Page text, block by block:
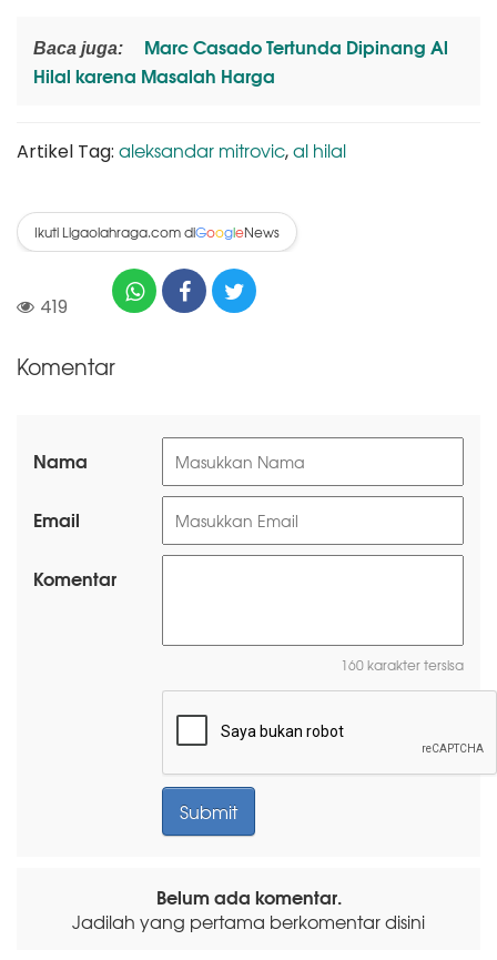
Baca juga:
Marc Casado Tertunda Dipinang Al
Hilal karena Masalah Harga
Artikel Tag: aleksandar mitrovic,al hilal
Ikuti Ligaolahraga.com diGoogleNews
419
Komentar
Nama
Email
Komentar
160 karakter tersisa
Belum ada komentar.
Jadilah yang pertama berkomentar disini